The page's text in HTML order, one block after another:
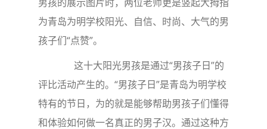
为青岛为明学校阳光、自信、时尚、大气的男
孩子们“点赞”。
这十大阳光男孩是通过“男孩子日”的
评比活动产生的。“男孩子日”是青岛为明学校
特有的节日，为的就是能够帮助男孩子们懂得
和体验如何做一名真正的男子汉。通过这种方